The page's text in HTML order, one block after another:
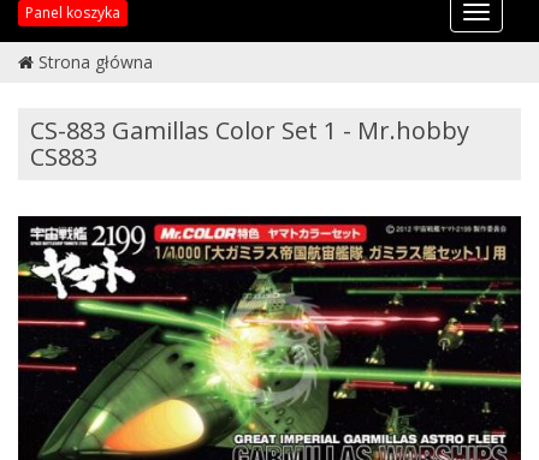
Panel koszyka
Strona główna
CS-883 Gamillas Color Set 1 - Mr.hobby
CS883